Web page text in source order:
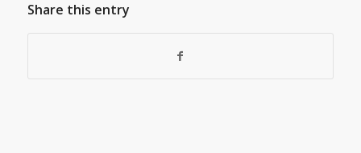
Share this entry